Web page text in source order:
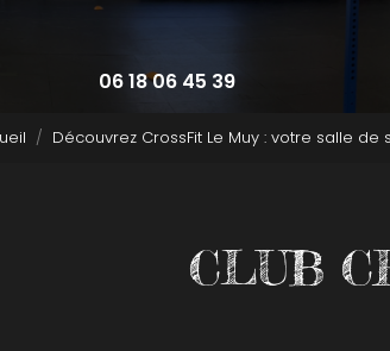
06 18 06 45 39
Découvrez CrossFit Le Muy : votre salle de
CLUB